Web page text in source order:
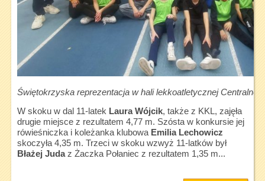
Świętokrzyska reprezentacja w hali lekkoatletycznej
W skoku w dal 11-latek Laura Wójcik, także z KKL, zajęła
drugie miejsce z rezultatem 4,77 m. Szósta w konkursie jej
rówieśniczka i koleżanka klubowa Emilia Lechowicz
skoczyła 4,35 m. Trzeci w skoku wzwyż 11-latków był
Błażej Judaz Żaczka Połaniec z rezultatem 1,35 m...